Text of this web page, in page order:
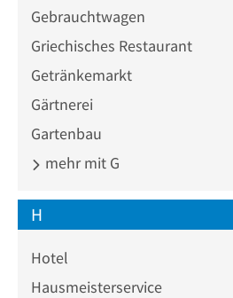
Gebrauchtwagen
Griechisches Restaurant
Getränkemarkt
Gärtnerei
Gartenbau
mehr mit G
H
Hotel
Hausmeisterservice